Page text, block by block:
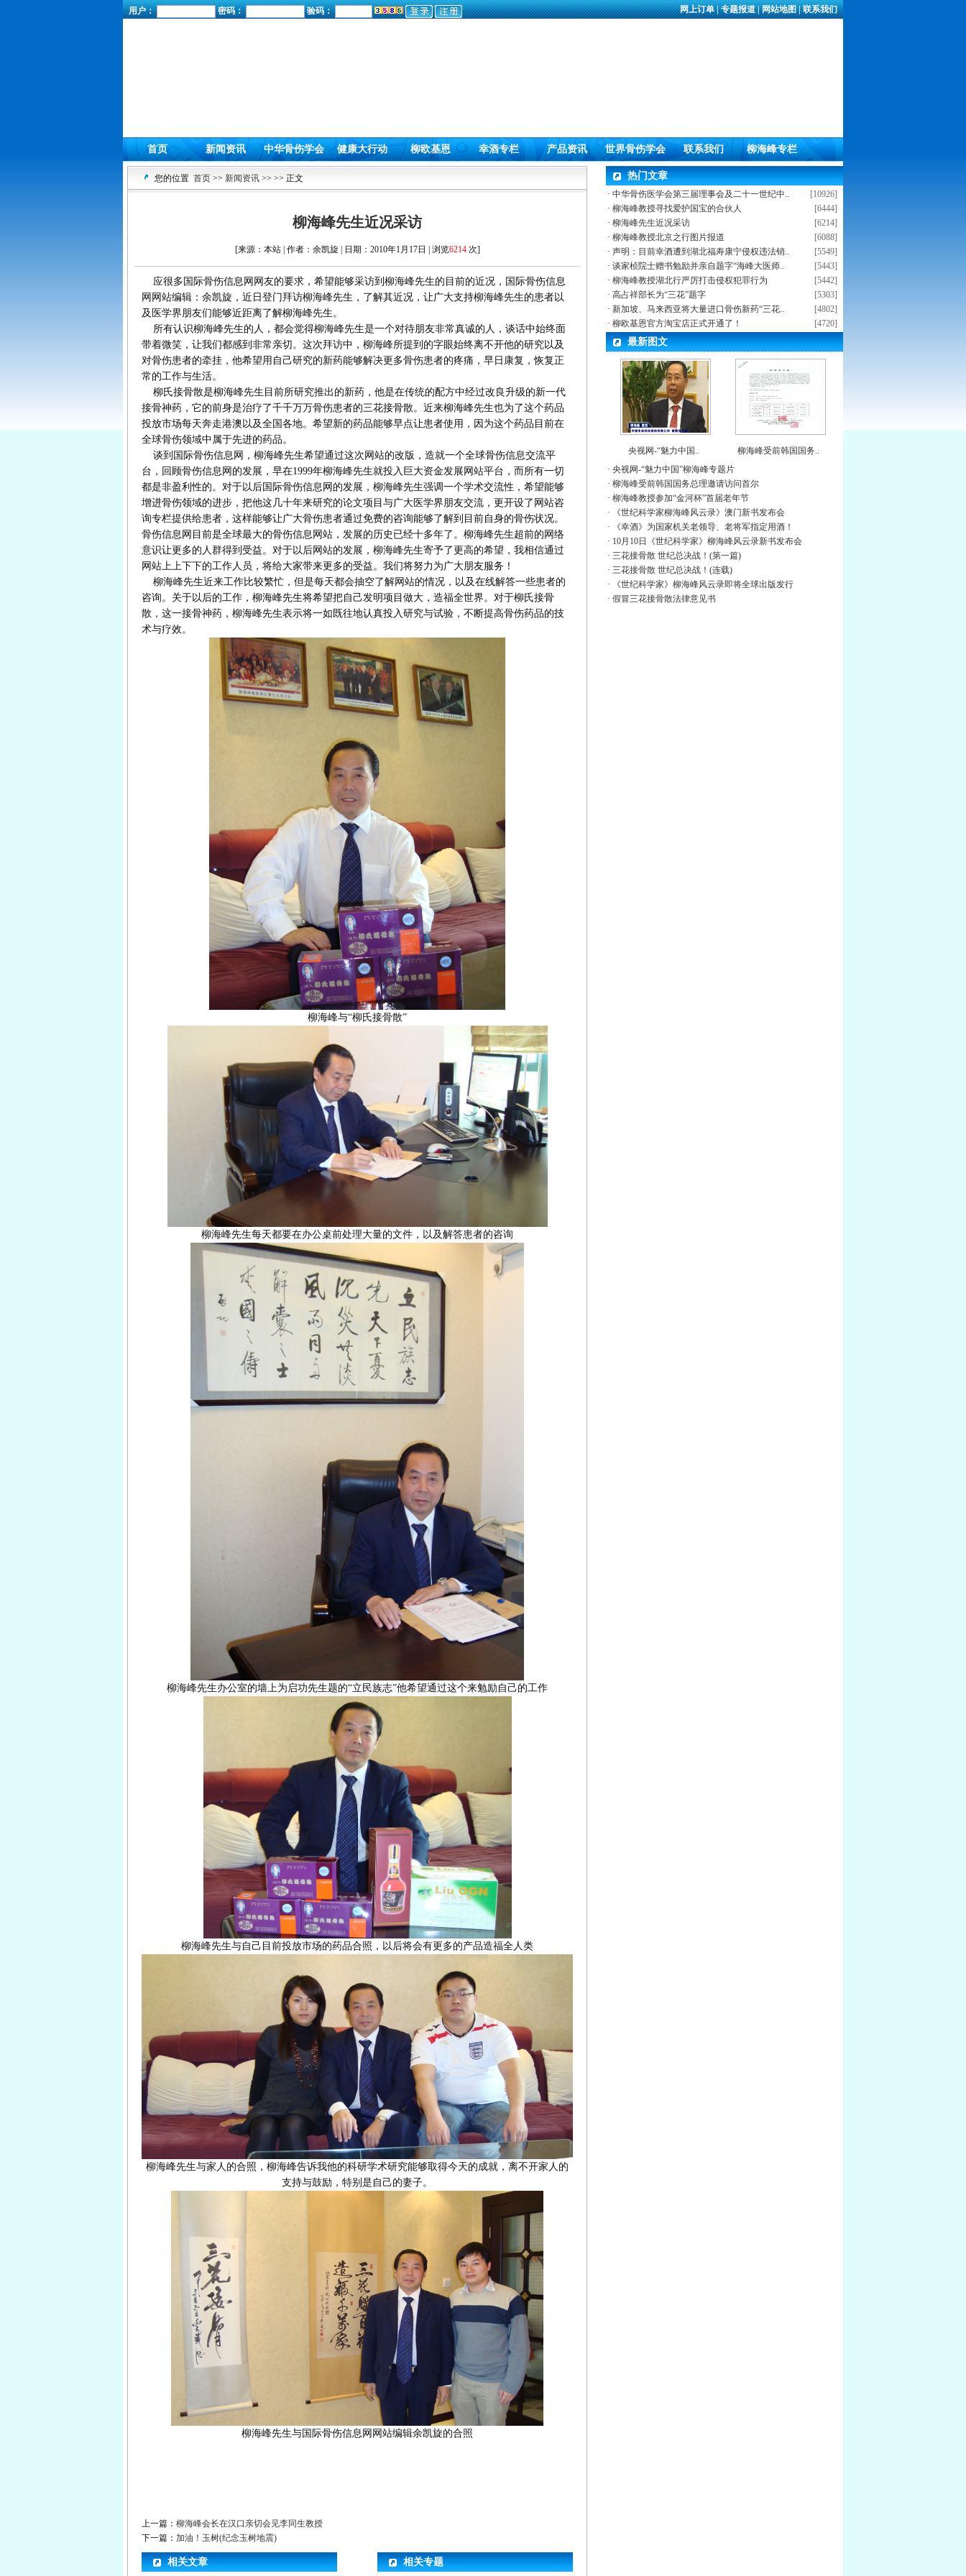
用户： 密码： 验码： 网上订单|专题报道|网站地图|联系我们
首页 新闻资讯 中华骨伤学会 健康大行动 柳欧基恩 幸酒专栏 产品资讯 世界骨伤学会 联系我们 柳海峰专栏
您的位置 首页 >> 新闻资讯 >> >> 正文
柳海峰先生近况采访
[来源：本站 | 作者：余凯旋 | 日期：2010年1月17日 | 浏览6214次]
应很多国际骨伤信息网网友的要求，希望能够采访到柳海峰先生的目前的近况，国际骨伤信息
网网站编辑：余凯旋，近日登门拜访柳海峰先生，了解其近况，让广大支持柳海峰先生的患者以
及医学界朋友们能够近距离了解柳海峰先生。
所有认识柳海峰先生的人，都会觉得柳海峰先生是一个对待朋友非常真诚的人，谈话中始终面
带着微笑，让我们都感到非常亲切。这次拜访中，柳海峰所提到的字眼始终离不开他的研究以及
对骨伤患者的牵挂，他希望用自己研究的新药能够解决更多骨伤患者的疼痛，早日康复，恢复正
常的工作与生活。
柳氏接骨散是柳海峰先生目前所研究推出的新药，他是在传统的配方中经过改良升级的新一代
接骨神药，它的前身是治疗了千千万万骨伤患者的三花接骨散。近来柳海峰先生也为了这个药品
投放市场每天奔走港澳以及全国各地。希望新的药品能够早点让患者使用，因为这个药品目前在
全球骨伤领域中属于先进的药品。
谈到国际骨伤信息网，柳海峰先生希望通过这次网站的改版，造就一个全球骨伤信息交流平
台，回顾骨伤信息网的发展，早在1999年柳海峰先生就投入巨大资金发展网站平台，而所有一切
都是非盈利性的。对于以后国际骨伤信息网的发展，柳海峰先生强调一个学术交流性，希望能够
增进骨伤领域的进步，把他这几十年来研究的论文项目与广大医学界朋友交流，更开设了网站咨
询专栏提供给患者，这样能够让广大骨伤患者通过免费的咨询能够了解到目前自身的骨伤状况。
骨伤信息网目前是全球最大的骨伤信息网站，发展的历史已经十多年了。柳海峰先生超前的网络
意识让更多的人群得到受益。对于以后网站的发展，柳海峰先生寄予了更高的希望，我相信通过
网站上上下下的工作人员，将给大家带来更多的受益。我们将努力为广大朋友服务！
柳海峰先生近来工作比较繁忙，但是每天都会抽空了解网站的情况，以及在线解答一些患者的
咨询。关于以后的工作，柳海峰先生将希望把自己发明项目做大，造福全世界。对于柳氏接骨
散，这一接骨神药，柳海峰先生表示将一如既往地认真投入研究与试验，不断提高骨伤药品的技
术与疗效。
柳海峰与“柳氏接骨散”
柳海峰先生每天都要在办公桌前处理大量的文件，以及解答患者的咨询
柳海峰先生办公室的墙上为启功先生题的“立民族志”他希望通过这个来勉励自己的工作
柳海峰先生与自己目前投放市场的药品合照，以后将会有更多的产品造福全人类
柳海峰先生与家人的合照，柳海峰告诉我他的科研学术研究能够取得今天的成就，离不开家人的
支持与鼓励，特别是自己的妻子。
柳海峰先生与国际骨伤信息网网站编辑余凯旋的合照
上一篇： 柳海峰会长在汉口亲切会见李同生教授
下一篇： 加油！玉树(纪念玉树地震)
相关文章 相关专题
热门文章
[10926]
· 中华骨伤医学会第三届理事会及二十一世纪中..
[6444]
· 柳海峰教授寻找爱护国宝的合伙人
[6214]
· 柳海峰先生近况采访
[6088]
· 柳海峰教授北京之行图片报道
[5549]
· 声明：目前幸酒遭到湖北福寿康宁侵权违法销..
[5443]
· 谈家桢院士赠书勉励并亲自题字“海峰大医师..
[5442]
· 柳海峰教授湖北行严厉打击侵权犯罪行为
[5303]
· 高占祥部长为“三花”题字
[4802]
· 新加坡、马来西亚将大量进口骨伤新药“三花..
[4720]
· 柳欧基恩官方淘宝店正式开通了！
最新图文
央视网-“魅力中国..
柳海峰受前韩国国务..
· 央视网-“魅力中国”柳海峰专题片
· 柳海峰受前韩国国务总理邀请访问首尔
· 柳海峰教授参加“金河杯”首届老年节
·
《世纪科学家柳海峰风云录》澳门新书发布会
·
《幸酒》为国家机关老领导、老将军指定用酒！
· 10月10日《世纪科学家》柳海峰风云录新书发布会
· 三花接骨散 世纪总决战！(第一篇)
· 三花接骨散 世纪总决战！(连载)
·
《世纪科学家》柳海峰风云录即将全球出版发行
· 假冒三花接骨散法律意见书